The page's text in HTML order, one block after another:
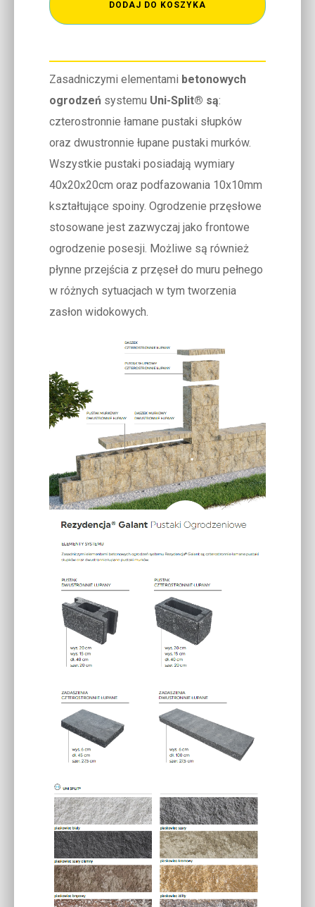
DODAJ DO KOSZYKA
Zasadniczymi elementami betonowych
ogrodzeń systemu Uni-Split® są:
czterostronnie łamane pustaki słupków
oraz dwustronnie łupane pustaki murków.
Wszystkie pustaki posiadają wymiary
40x20x20cm oraz podfazowania 10x10mm
kształtujące spoiny. Ogrodzenie przęsłowe
stosowane jest zazwyczaj jako frontowe
ogrodzenie posesji. Możliwe są również
płynne przejścia z przęseł do muru pełnego
w różnych sytuacjach w tym tworzenia
zasłon widokowych.